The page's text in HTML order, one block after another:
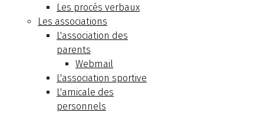
Les procès verbaux
Les associations
L'association des
parents
Webmail
L'association sportive
L'amicale des
personnels